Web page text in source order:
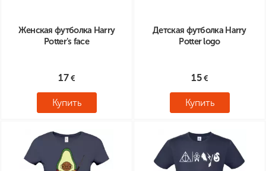
Женская футболка Harry
Potter's face
17
Купить
Детская футболка Harry
Potter logo
15
Купить